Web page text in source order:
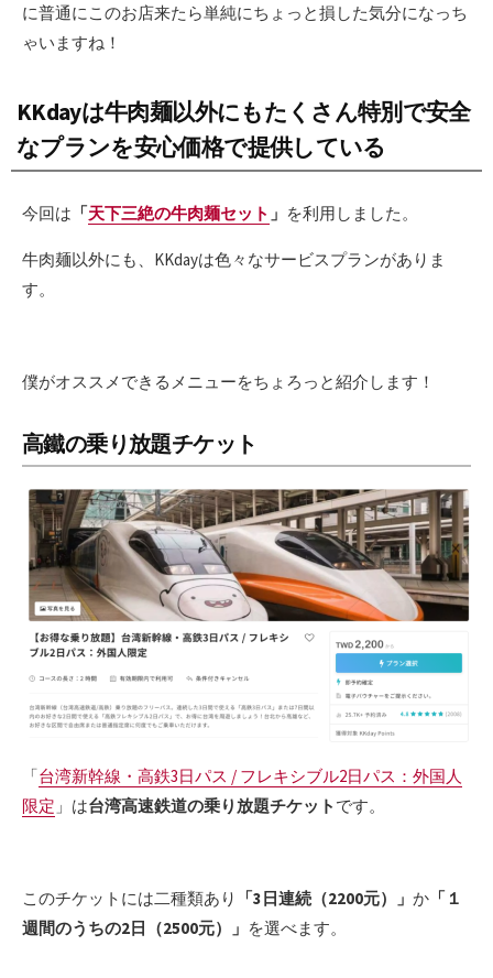
に普通にこのお店来たら単純にちょっと損した気分になっち
ゃいますね！
KKdayは牛肉麺以外にもたくさん特別で安全
なプランを安心価格で提供している
今回は 「天下三絶の牛肉麺セット 」 を利用しました。
牛肉麺以外にも、KKdayは色々なサービスプランがありま
す。
僕がオススメできるメニューをちょろっと紹介します！
高鐵の乗り放題チケット
「台湾新幹線・高鉄3日パス / フレキシブル2日パス：外国人
限定 」は台湾高速鉄道の乗り放題チケット です。
このチケットには二種類あり 「3日連続（2200元）」 か 「１
週間のうちの2日（2500元）」 を選べます。